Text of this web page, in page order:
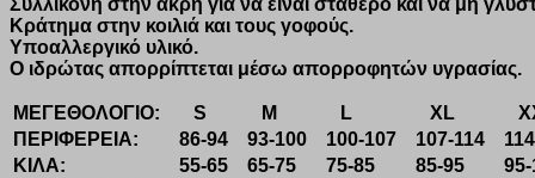
Κράτημα στην κοιλιά και τους γοφούς.
Υποαλλεργικό υλικό.
Ο ιδρώτας απορρίπτεται μέσω απορροφητών υγρασίας.
ΜΕΓΕΘΟΛΟΓΙΟ: S M L XL
ΠΕΡΙΦΕΡΕΙΑ:
86-94 93-100 100-107 107-114
ΚΙΛΑ:
55-65 65-75 75-85 85-95